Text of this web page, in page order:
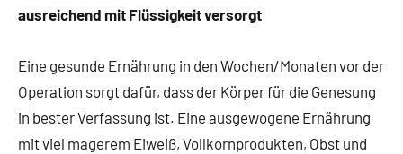
ausreichend mit Flüssigkeit versorgt
Eine gesunde Ernährung in den Wochen/Monaten vor der
Operation sorgt dafür, dass der Körper für die Genesung
in bester Verfassung ist. Eine ausgewogene Ernährung
mit viel magerem Eiweiß, Vollkornprodukten, Obst und